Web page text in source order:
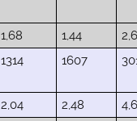
1,68 1,44
1314 1607
2,04 2,48